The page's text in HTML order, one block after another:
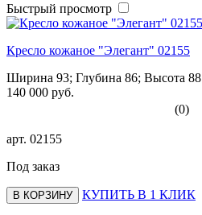
Быстрый просмотр
Кресло кожаное "Элегант" 02155
Ширина 93; Глубина 86; Высота 88
140 000 руб.
(0)
арт. 02155
Под заказ
В КОРЗИНУ КУПИТЬ В 1 КЛИК